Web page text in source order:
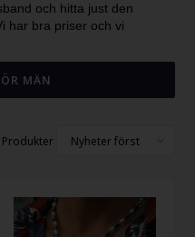
och hitta just den
har bra priser och vi
MÄN
Produkter